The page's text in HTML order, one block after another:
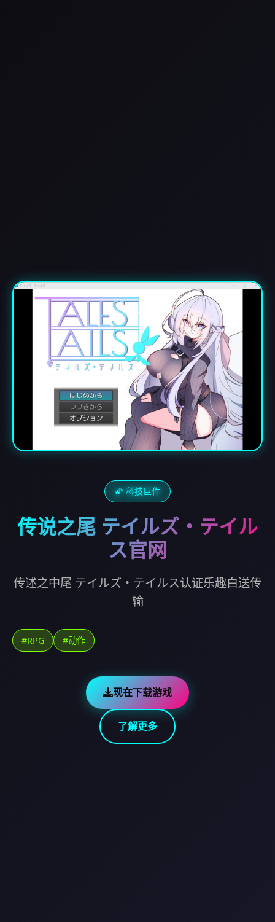
🌠 科技巨作
传说之尾 テイルズ・テイル
ス官网
传述之中尾 テイルズ・テイルス认证乐趣白送传
输
#RPG #动作
现在下载游戏
了解更多